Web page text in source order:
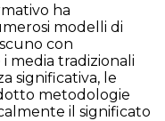
ha
modelli di
con
media tradizionali
significativa, le
metodologie
il significato